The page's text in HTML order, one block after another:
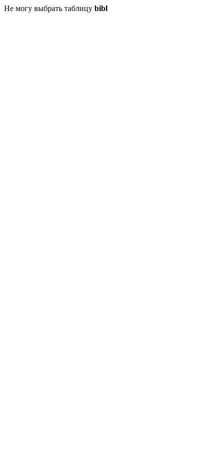
Не могу выбрать таблицу bibl